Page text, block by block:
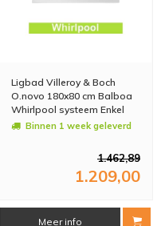
Ligbad Villeroy & Boch
O.novo 180x80 cm Balboa
Whirlpool systeem Enkel
Binnen 1 week geleverd
1.462,89
1.209,00
Meer info